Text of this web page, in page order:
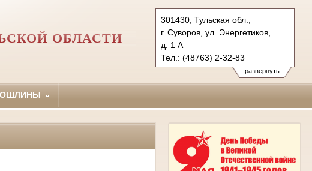
развернуть
301430, Тульская обл.,
г. Суворов, ул. Энергетиков,
д. 1 А
Тел.: (48763) 2-32-83
suvorovsky.tula@sudrf.ru
ОБЛАСТИ